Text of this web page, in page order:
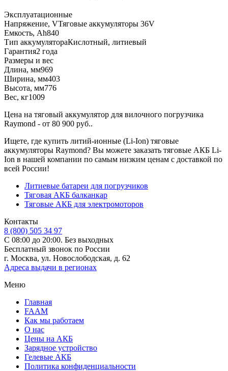
Эксплуатационные
Напряжение, VТяговые аккумуляторы 36V
Емкость, Ah840
Тип аккумулятораКислотный, литиевый
Гарантия2 года
Размеры и вес
Длина, мм969
Ширина, мм403
Высота, мм776
Вес, кг1009
Цена на тяговый аккумулятор для вилочного погрузчика
Raymond - от 80 900 руб..
Ищете, где купить литий-ионные (Li-Ion) тяговые
аккумуляторы Raymond? Вы можете заказать тяговые АКБ Li-
Ion в нашей компании по самым низким ценам с доставкой по
всей России!
Литиевые батареи для погрузчиков
Тяговая АКБ балканкар
Тяговые АКБ для электромоторов
Контакты
8 (800) 505 34 97
С 08:00 до 20:00. Без выходных
Бесплатный звонок по России
г. Москва, ул. Новослободская, д. 62
Адреса выдачи в регионах
Меню
Главная
FAAM
Как мы работаем
О нас
Цены на АКБ
Зарядное устройство
Гелевые АКБ
Политика конфиденциальности